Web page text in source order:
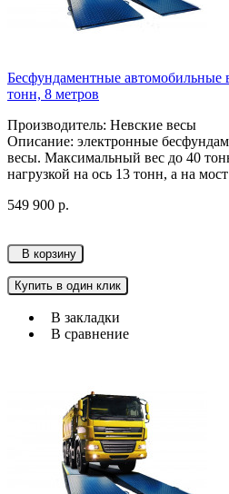
Бесфундаментные
тонн, 8 метров
Производитель: Невские весы
Описание: электронные
весы. Максимальный вес до 40
нагрузкой на ось 13 тонн, а на
549 900 р.
В корзину
Купить в один клик
В закладки
В сравнение